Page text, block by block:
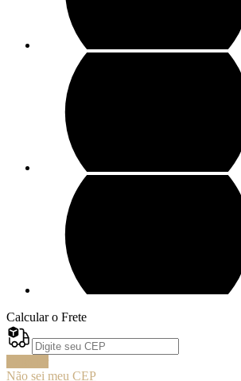
Calcular o Frete
Não sei meu CEP